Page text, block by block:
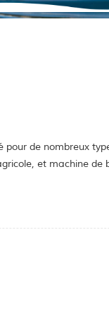
de nombreux
et machine